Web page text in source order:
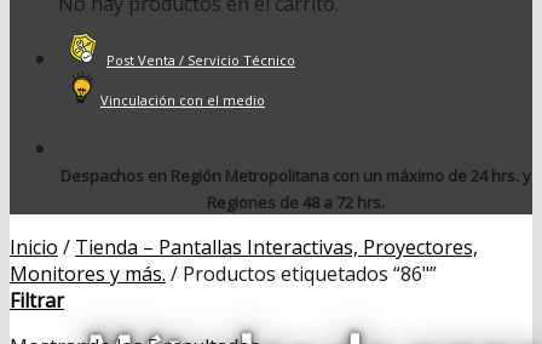
Post Venta / Servicio Técnico
Vinculación con el medio
Despachos en Región Metropolitana con un máximo de 24 hrs. y
Regiones de 48 a 72 hrs.
Inicio / Tienda – Pantallas Interactivas, Proyectores,
Monitores y más. / Productos etiquetados “86"”
Filtrar